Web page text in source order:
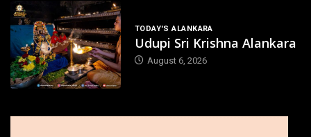
TODAY'S ALANKARA
Udupi Sri Krishna Alankara
August 6, 2026